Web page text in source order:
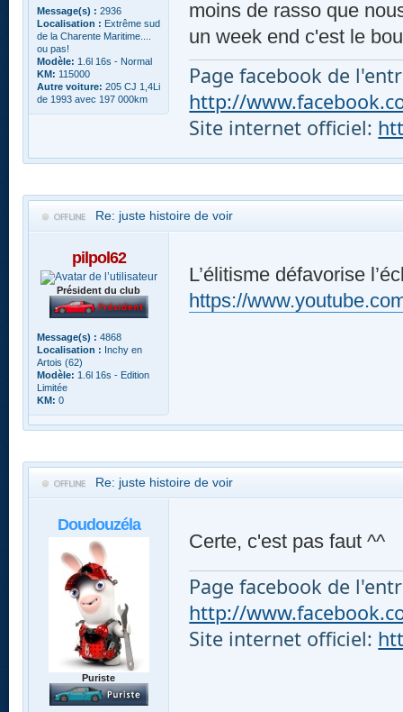
Message(s) : 2936
Localisation : Extrême sud
de la Charente Maritime....
ou pas!
Modèle: 1.6l 16s - Normal
KM: 115000
Autre voiture: 205 CJ 1,4Li
de 1993 avec 197 000km
moins de rasso que
un week end c'est le
Page facebook de
http://
Site internet officiel:
Re: juste histoire de voir
pilpol62
Président du club
Message(s) : 4868
Localisation : Inchy en
Artois (62)
Modèle: 1.6l 16s - Edition
Limitée
KM: 0
L’élitisme défavorise
https://
Re: juste histoire de voir
Doudouzéla
Puriste
Certe, c'est pas faut ^^
Page facebook de
http://
Site internet officiel: